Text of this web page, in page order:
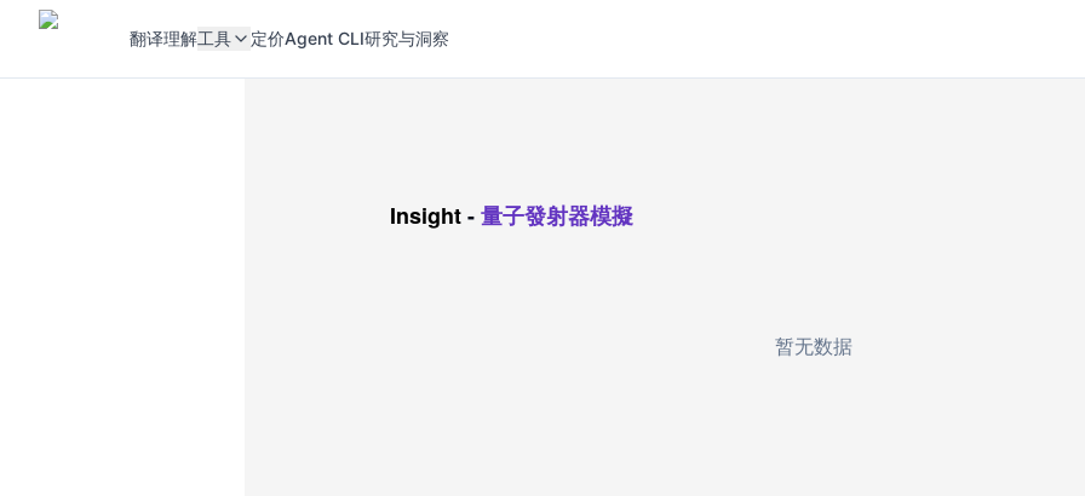
翻译理解工具 定价Agent CLI研究与洞察
Insight-量子發射器模擬
暂无数据